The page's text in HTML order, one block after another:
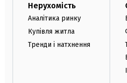
Нерухомість
Аналітика ринку
Купівля житла
Тренди і натхнення